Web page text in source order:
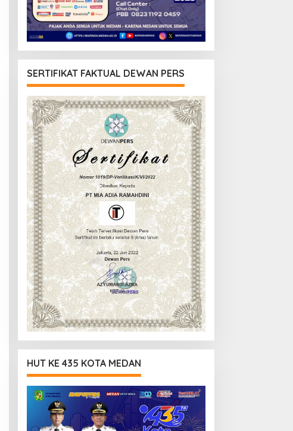
SERTIFIKAT FAKTUAL DEWAN PERS
HUT KE 435 KOTA MEDAN